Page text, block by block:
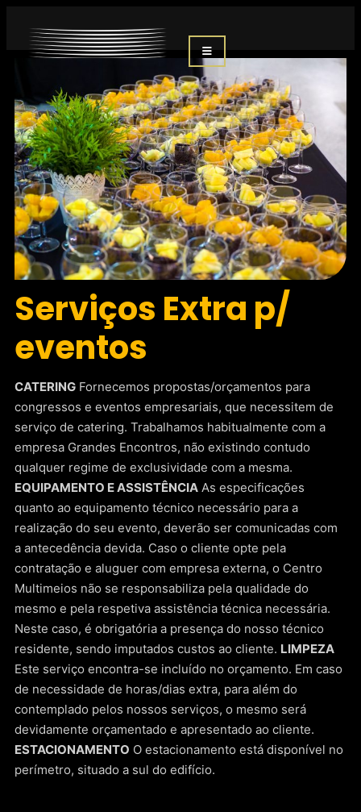
Serviços Extra p/
eventos
CATERING Fornecemos propostas/orçamentos para
congressos e eventos empresariais, que necessitem de
serviço de catering. Trabalhamos habitualmente com a
empresa Grandes Encontros, não existindo contudo
qualquer regime de exclusividade com a mesma.
EQUIPAMENTO E ASSISTÊNCIA As especificações
quanto ao equipamento técnico necessário para a
realização do seu evento, deverão ser comunicadas com
a antecedência devida. Caso o cliente opte pela
contratação e aluguer com empresa externa, o Centro
Multimeios não se responsabiliza pela qualidade do
mesmo e pela respetiva assistência técnica necessária.
Neste caso, é obrigatória a presença do nosso técnico
residente, sendo imputados custos ao cliente. LIMPEZA
Este serviço encontra-se incluído no orçamento. Em caso
de necessidade de horas/dias extra, para além do
contemplado pelos nossos serviços, o mesmo será
devidamente orçamentado e apresentado ao cliente.
ESTACIONAMENTO O estacionamento está disponível no
perímetro, situado a sul do edifício.